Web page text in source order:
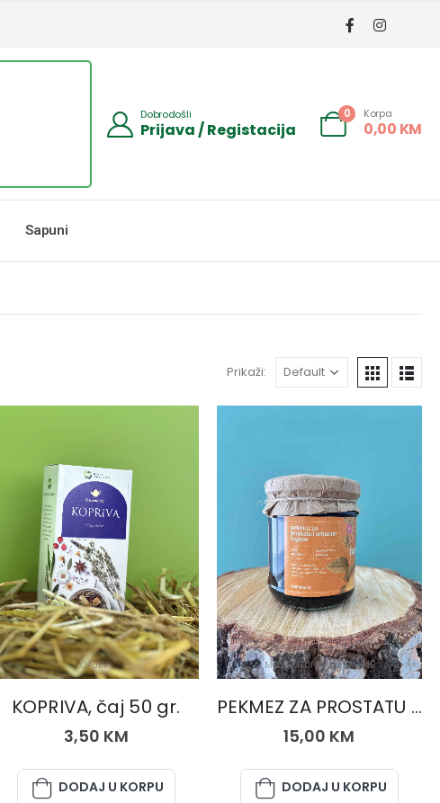
Dobrodošli
Prijava / Registacija
0 Korpa
0,00 KM
Sapuni
Prikaži:
ČAJEVI
KOPRIVA, čaj 50 gr.
3,50 KM
DODAJ U KORPU
MED I MEDNE MJEŠAVINE
PEKMEZ ZA PROSTATU I URINARNE TEGOBE 250 gr.
15,00 KM
DODAJ U KORPU